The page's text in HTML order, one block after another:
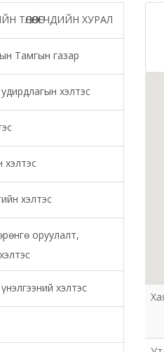
ХУРАЛ
Тамгын газар
хэлтэс
хэлтэс
хэлтэс
оруулалт,
хэлтэс